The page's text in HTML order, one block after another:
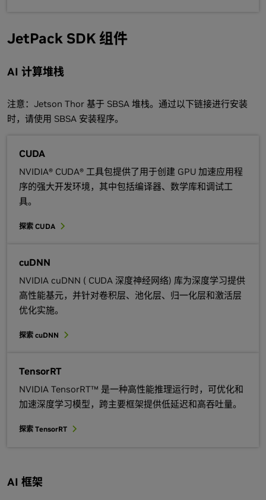
JetPack SDK 组件
AI 计算堆栈
注意：Jetson Thor 基于 SBSA 堆栈。通过以下链接进行安装
时，请使用 SBSA 安装程序。
CUDA
NVIDIA® CUDA® 工具包提供了用于创建 GPU 加速应用程
序的强大开发环境，其中包括编译器、数学库和调试工
具。
探索 CUDA
cuDNN
NVIDIA cuDNN ( CUDA 深度神经网络) 库为深度学习提供
高性能基元，并针对卷积层、池化层、归一化层和激活层
优化实施。
探索 cuDNN
TensorRT
NVIDIA TensorRT™ 是一种高性能推理运行时，可优化和
加速深度学习模型，跨主要框架提供低延迟和高吞吐量。
探索 TensorRT
AI 框架